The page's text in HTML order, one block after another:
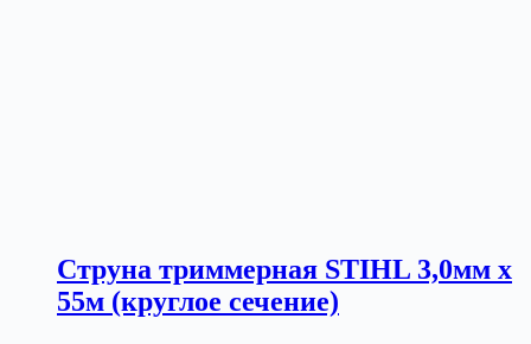
Струна триммерная STIHL 3,0мм х
55м (круглое сечение)